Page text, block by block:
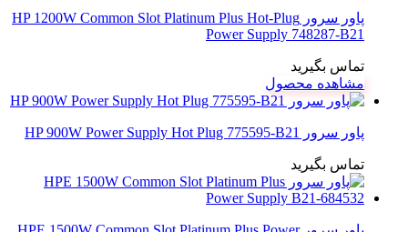
پاور سرور HP 1200W Common Slot Platinum Plus Hot-Plug
Power Supply 748287-B21
تماس بگیرید
مشاهده محصول
پاور سرور HP 900W Power Supply Hot Plug 775595-B21
تماس بگیرید